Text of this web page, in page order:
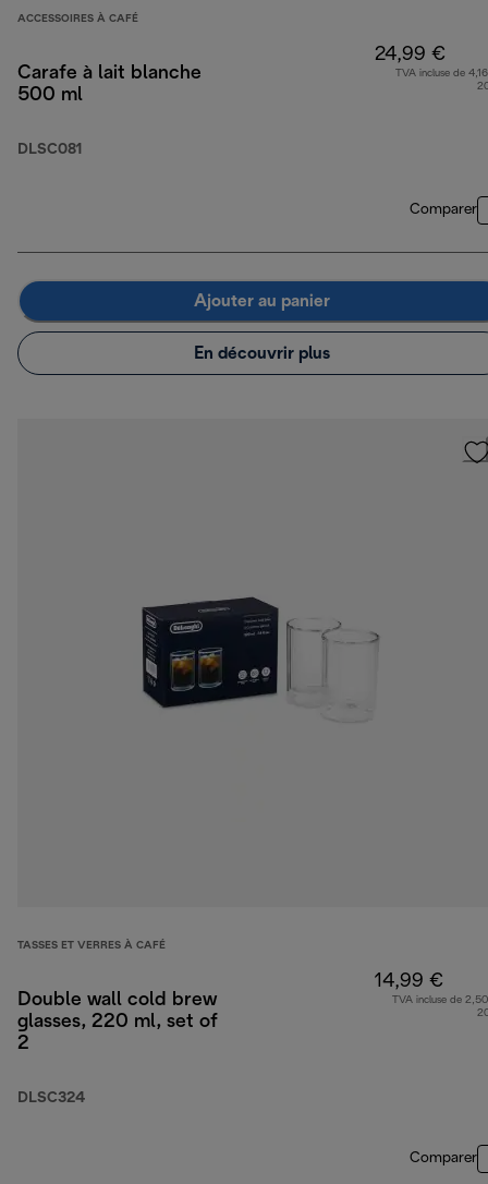
ACCESSOIRES À CAFÉ
Carafe à lait blanche
500 ml
DLSC081
24,99 €
TVA incluse de
Comparer
Ajouter au panier
En découvrir plus
TASSES ET VERRES À CAFÉ
Double wall cold brew
glasses, 220 ml, set of
2
DLSC324
14,99 €
TVA incluse de
Comparer